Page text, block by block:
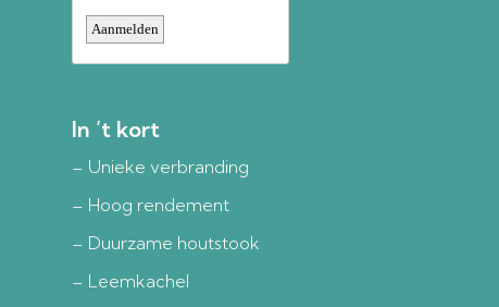
In ’t kort
– Unieke verbranding
– Hoog rendement
– Duurzame houtstook
– Leemkachel